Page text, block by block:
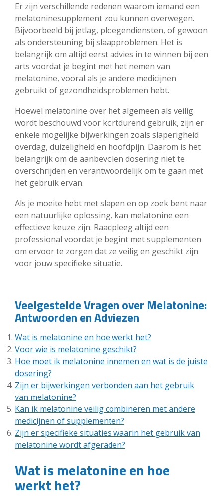
Er zijn verschillende redenen waarom iemand een
melatoninesupplement zou kunnen overwegen.
Bijvoorbeeld bij jetlag, ploegendiensten, of gewoon
als ondersteuning bij slaapproblemen. Het is
belangrijk om altijd eerst advies in te winnen bij een
arts voordat je begint met het nemen van
melatonine, vooral als je andere medicijnen
gebruikt of gezondheidsproblemen hebt.
Hoewel melatonine over het algemeen als veilig
wordt beschouwd voor kortdurend gebruik, zijn er
enkele mogelijke bijwerkingen zoals slaperigheid
overdag, duizeligheid en hoofdpijn. Daarom is het
belangrijk om de aanbevolen dosering niet te
overschrijden en verantwoordelijk om te gaan met
het gebruik ervan.
Als je moeite hebt met slapen en op zoek bent naar
een natuurlijke oplossing, kan melatonine een
effectieve keuze zijn. Raadpleeg altijd een
professional voordat je begint met supplementen
om ervoor te zorgen dat ze veilig en geschikt zijn
voor jouw specifieke situatie.
Veelgestelde Vragen over Melatonine:
Antwoorden en Adviezen
Wat is melatonine en hoe werkt het?
Voor wie is melatonine geschikt?
Hoe moet ik melatonine innemen en wat is de juiste
dosering?
Zijn er bijwerkingen verbonden aan het gebruik
van melatonine?
Kan ik melatonine veilig combineren met andere
medicijnen of supplementen?
Zijn er specifieke situaties waarin het gebruik van
melatonine wordt afgeraden?
Wat is melatonine en hoe
werkt het?